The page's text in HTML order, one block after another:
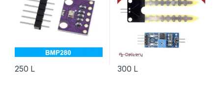
250 L 300 L